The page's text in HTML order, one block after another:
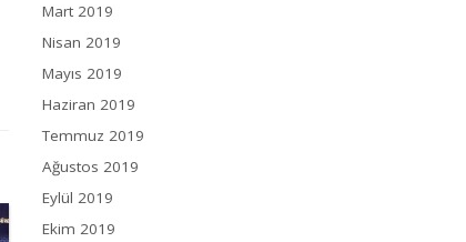
Mart 2019
Nisan 2019
Mayıs 2019
Haziran 2019
Temmuz 2019
Ağustos 2019
Eylül 2019
Ekim 2019